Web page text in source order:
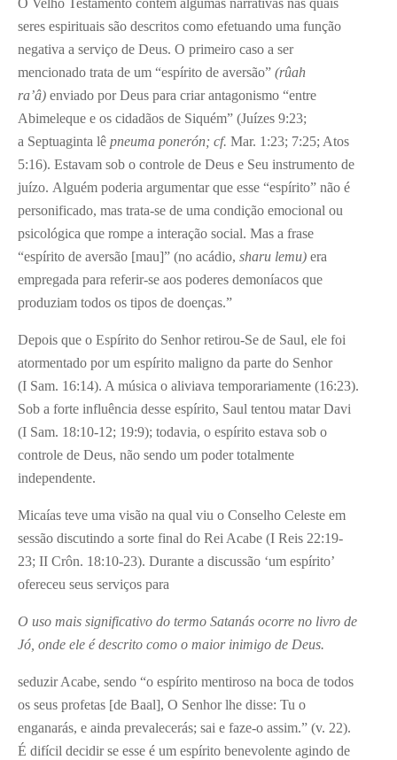
O Velho Testamento contém algumas narrativas nas quais
seres espirituais são descritos como efetuando uma função
negativa a serviço de Deus. O primeiro caso a ser
mencionado trata de um “espírito de aversão” (rûah
ra’â) enviado por Deus para criar antagonismo “entre
Abimeleque e os cidadãos de Siquém” (Juízes 9:23;
a Septuaginta lê pneuma ponerón; cf. Mar. 1:23; 7:25; Atos
5:16). Estavam sob o controle de Deus e Seu instrumento de
juízo. Alguém poderia argumentar que esse “espírito” não é
personificado, mas trata-se de uma condição emocional ou
psicológica que rompe a interação social. Mas a frase
“espírito de aversão [mau]” (no acádio, sharu lemu) era
empregada para referir-se aos poderes demoníacos que
produziam todos os tipos de doenças.”
Depois que o Espírito do Senhor retirou-Se de Saul, ele foi
atormentado por um espírito maligno da parte do Senhor
(I Sam. 16:14). A música o aliviava temporariamente (16:23).
Sob a forte influência desse espírito, Saul tentou matar Davi
(I Sam. 18:10-12; 19:9); todavia, o espírito estava sob o
controle de Deus, não sendo um poder totalmente
independente.
Micaías teve uma visão na qual viu o Conselho Celeste em
sessão discutindo a sorte final do Rei Acabe (I Reis 22:19-
23; II Crôn. 18:10-23). Durante a discussão ‘um espírito’
ofereceu seus serviços para
O uso mais significativo do termo Satanás ocorre no livro de
Jó, onde ele é descrito como o maior inimigo de Deus.
seduzir Acabe, sendo “o espírito mentiroso na boca de todos
os seus profetas [de Baal], O Senhor lhe disse: Tu o
enganarás, e ainda prevalecerás; sai e faze-o assim.” (v. 22).
É difícil decidir se esse é um espírito benevolente agindo de